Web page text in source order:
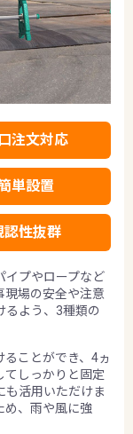
注文対応
単設置
認性抜群
イプやロープなど
現場の安全や注意
るよう、3種類の
ことができ、4ヵ
てしっかりと固定
も活用いただけま
め、雨や風に強